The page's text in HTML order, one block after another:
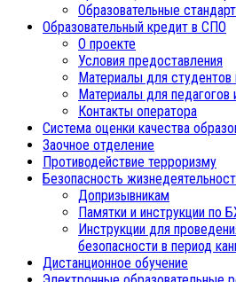
Образовательные
Образовательный кредит в СПО
О проекте
Условия предоставления
Материалы для студентов
Материалы для педагогов
Контакты оператора
Система оценки качества
Заочное отделение
Противодействие терроризму
Безопасность
Допризывникам
Памятки и инструкции по
Инструкции для
безопасности в период
Дистанционное обучение